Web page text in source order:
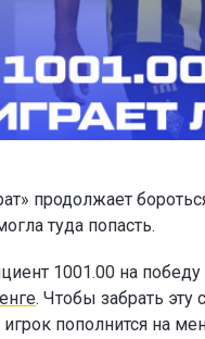
продолжает
туда попасть.
1001.00 на
. Чтобы забрать
игрок пополнится на